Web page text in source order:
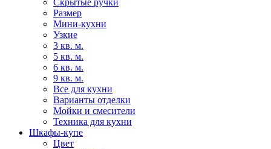
Скрытые ручки
Размер
Мини-кухни
Узкие
3 кв. м.
5 кв. м.
6 кв. м.
9 кв. м.
Все для кухни
Варианты отделки
Мойки и смесители
Техника для кухни
Шкафы-купе
Цвет